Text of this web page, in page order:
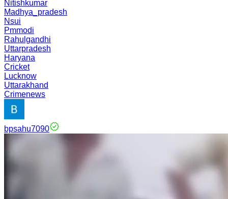
Nitishkumar
Madhya_pradesh
Nsui
Pmmodi
Rahulgandhi
Uttarpradesh
Haryana
Cricket
Lucknow
Uttarakhand
Crimenews
bpsahu7090